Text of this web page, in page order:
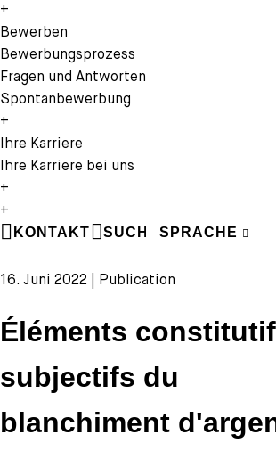
+
Bewerben
Bewerbungsprozess
Fragen und Antworten
Spontanbewerbung
+
Ihre Karriere
Ihre Karriere bei uns
+
+
KONTAKT SUCHE SPRACHE
FR
16. Juni 2022 | Publication
Éléments
subjectifs du
blanchiment